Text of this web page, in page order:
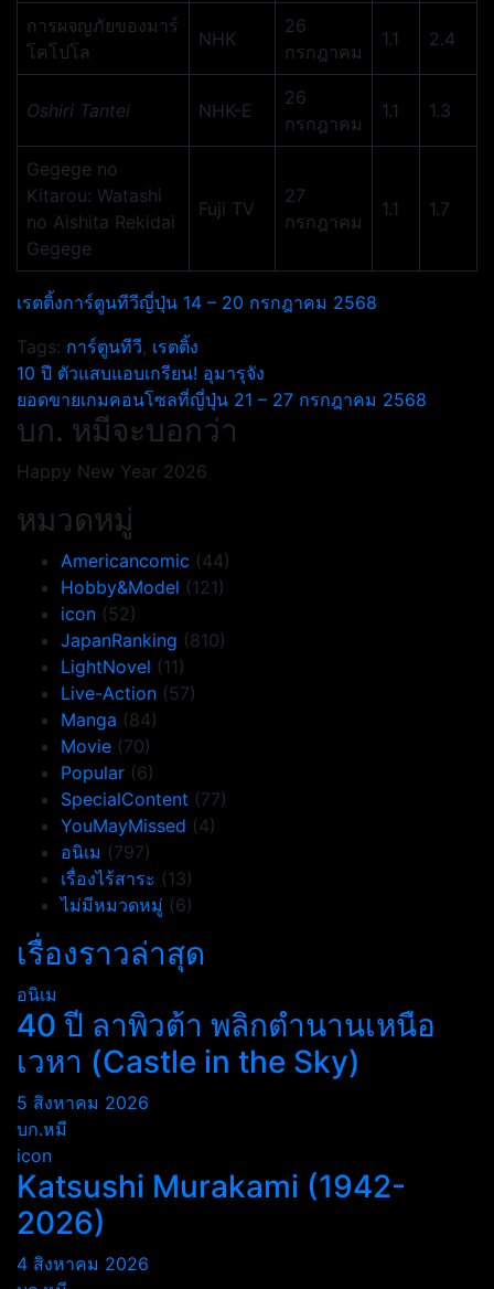
การผจญภัยของมาร์
โคโปโล
NHK
26
กรกฎาคม
1.1 2.4
Oshiri Tantei NHK-E
26
กรกฎาคม
1.1 1.3
Gegege no
Kitarou: Watashi
no Aishita Rekidai
Gegege
Fuji TV
27
กรกฎาคม
1.1 1.7
เรตติ้งการ์ตูนทีวีญี่ปุ่น 14 – 20 กรกฎาคม 2568
Tags: การ์ตูนทีวี, เรตติ้ง
แนะแนว
เรื่อง
10 ปี ตัวแสบแอบเกรียน! อุมารุจัง
ยอดขายเกมคอนโซลที่ญี่ปุ่น 21 – 27 กรกฎาคม 2568
บก. หมีจะบอกว่า
Happy New Year 2026
หมวดหมู่
Americancomic (44)
Hobby&Model (121)
icon (52)
JapanRanking (810)
LightNovel (11)
Live-Action (57)
Manga (84)
Movie (70)
Popular (6)
SpecialContent (77)
YouMayMissed (4)
อนิเม (797)
เรื่องไร้สาระ (13)
ไม่มีหมวดหมู่ (6)
เรื่องราวล่าสุด
อนิเม
40 ปี ลาพิวต้า พลิกตำนานเหนือ
เวหา (Castle in the Sky)
5 สิงหาคม 2026
บก.หมี
icon
Katsushi Murakami (1942-
2026)
4 สิงหาคม 2026